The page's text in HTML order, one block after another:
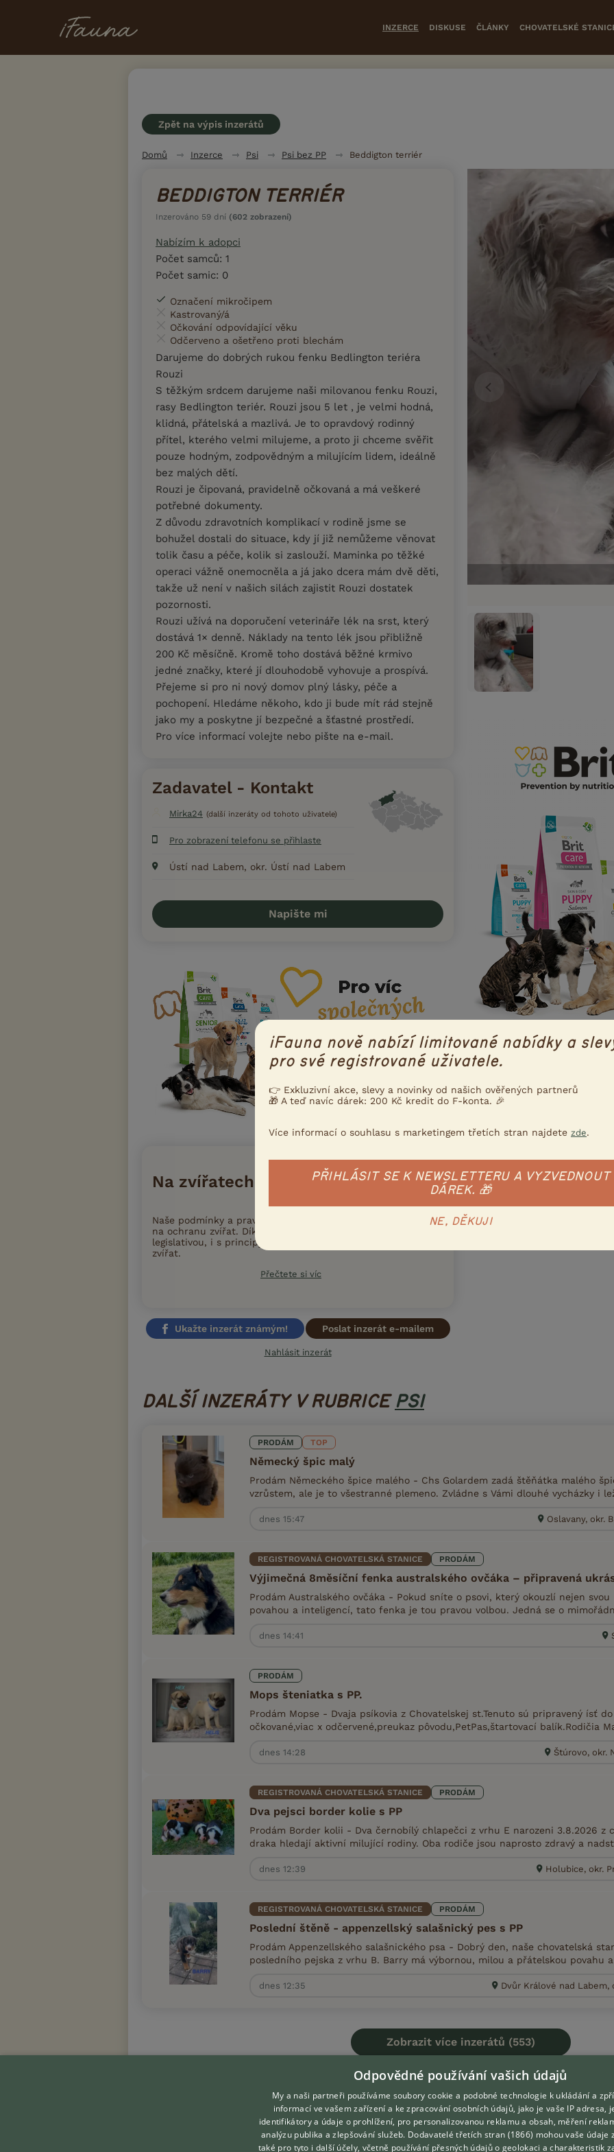
INZERCE DISKUSE ČLÁNKY CHOVATELSKÉ
Zpět na výpis inzerátů
Domů Inzerce Psi Psi bez PP Beddigton terriér
BEDDIGTON TERRIÉR
Inzerováno 59 dní (602 zobrazení)
Nabízím k adopci
Počet samců: 1
Počet samic: 0
Označení mikročipem
Kastrovaný/á
Očkování odpovídající věku
Odčerveno a ošetřeno proti blechám
Darujeme do dobrých rukou fenku Bedlington teriéra
Rouzi
S těžkým srdcem darujeme naši milovanou fenku Rouzi,
rasy Bedlington teriér. Rouzi jsou 5 let , je velmi hodná,
klidná, přátelská a mazlivá. Je to opravdový rodinný
přítel, kterého velmi milujeme, a proto ji chceme svěřit
pouze hodným, zodpovědným a milujícím lidem, ideálně
bez malých dětí.
Rouzi je čipovaná, pravidelně očkovaná a má veškeré
potřebné dokumenty.
Z důvodu zdravotních komplikací v rodině jsme se
bohužel dostali do situace, kdy jí již nemůžeme věnovat
tolik času a péče, kolik si zaslouží. Maminka po těžké
operaci vážně onemocněla a já jako dcera mám dvě děti,
takže už není v našich silách zajistit Rouzi dostatek
pozornosti.
Rouzi užívá na doporučení veterináře lék na srst, který
dostává 1× denně. Náklady na tento lék jsou přibližně
200 Kč měsíčně. Kromě toho dostává běžné krmivo
jedné značky, které jí dlouhodobě vyhovuje a prospívá.
Přejeme si pro ni nový domov plný lásky, péče a
pochopení. Hledáme někoho, kdo ji bude mít rád stejně
jako my a poskytne jí bezpečné a šťastné prostředí.
Pro více informací volejte nebo pište na e-mail.
Zadavatel - Kontakt
Mirka24 (další inzeráty od tohoto uživatele)
Pro zobrazení telefonu se přihlaste
Ústí nad Labem, okr. Ústí nad Labem
Napište mi
Na zvířatech záleží
Naše podmínky a pravidla inzerce konzultujeme s Nadací
na ochranu zvířat. Díky tomu iFauna drží krok s aktuální
legislativou, i s principy moderního a etického chovu
zvířat.
Přečtete si víc
Ukažte inzerát známým! Poslat inzerát e-mailem
Nahlásit inzerát
DALŠÍ INZERÁTY V RUBRICE PSI
PRODÁM TOP
Německý špic malý
Prodám Německého špice malého - Chs Golardem zadá štěňátka malého
vzrůstem, ale je to všestranné plemeno. Zvládne s Vámi dlouhé vycházky i
dnes 15:47 Oslavany, okr.
REGISTROVANÁ CHOVATELSKÁ STANICE PRODÁM
Výjimečná 8měsíční fenka australského ovčáka – připravená
Prodám Australského ovčáka - Pokud sníte o psovi, který okouzlí nejen
povahou a inteligencí, tato fenka je tou pravou volbou. Jedná se o
dnes 14:41
PRODÁM
Mops šteniatka s PP.
Prodám Mopse - Dvaja psíkovia z Chovatelskej st.Tenuto sú pripravený ísť
očkované,viac x odčervené,preukaz pôvodu,PetPas,štartovací balík.Rodičia
dnes 14:28 Štúrovo, okr.
REGISTROVANÁ CHOVATELSKÁ STANICE PRODÁM
Dva pejsci border kolie s PP
Prodám Border kolii - Dva černobílý chlapečci z vrhu E narozeni 3.8.2026 z
draka hledají aktivní milující rodiny. Oba rodiče jsou naprosto zdravý a
dnes 12:39 Holubice, okr.
REGISTROVANÁ CHOVATELSKÁ STANICE PRODÁM
Poslední štěně - appenzellský salašnický pes s PP
Prodám Appenzellského salašnického psa - Dobrý den, naše chovatelská
posledního pejska z vrhu B. Barry má výbornou, milou a přátelskou povahu
dnes 12:35 Dvůr Králové nad Labem,
Zobrazit více inzerátů (553)
DOMOVSKÁ STRÁNKA
INZERCE
O nás
Kontakt
iFauna nově nabízí limitované nabídky a
pro své registrované uživatele.
👉 Exkluzivní akce, slevy a novinky od našich ověřených partnerů
🎁 A teď navíc dárek: 200 Kč kredit do F-konta. 🎉
Více informací o souhlasu s marketingem třetích stran najdete zde.
PŘIHLÁSIT SE K NEWSLETTERU A VYZVEDNOUT
DÁREK. 🎁
NE, DĚKUJI
Odpovědné používání vašich údajů
My a naši partneři používáme soubory cookie a podobné technologie k ukládání a
informací ve vašem zařízení a ke zpracování osobních údajů, jako je vaše IP adresa,
identifikátory a údaje o prohlížení, pro personalizovanou reklamu a obsah, měření
analýzu publika a zlepšování služeb. Dodavatelé třetích stran (1866) mohou vaše údaje
také pro tyto i další účely, včetně používání přesných údajů o geolokaci a charakteristik